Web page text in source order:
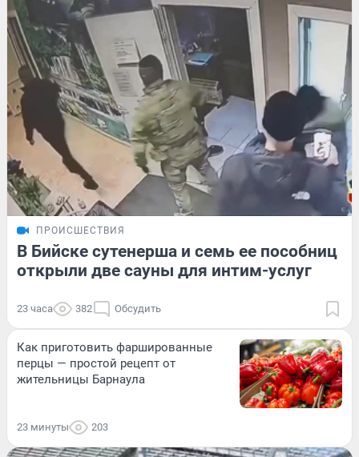
ПРОИСШЕСТВИЯ
В Бийске сутенерша и семь ее пособниц
открыли две сауны для интим-услуг
23 часа 382 Обсудить
Как приготовить фаршированные
перцы — простой рецепт от
жительницы Барнаула
23 минуты 203